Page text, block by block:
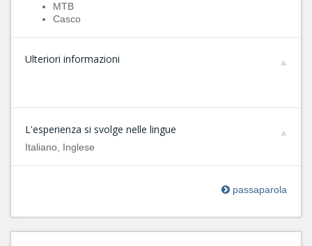
MTB
Casco
Ulteriori informazioni
L'esperienza si svolge nelle lingue
Italiano, Inglese
passaparola